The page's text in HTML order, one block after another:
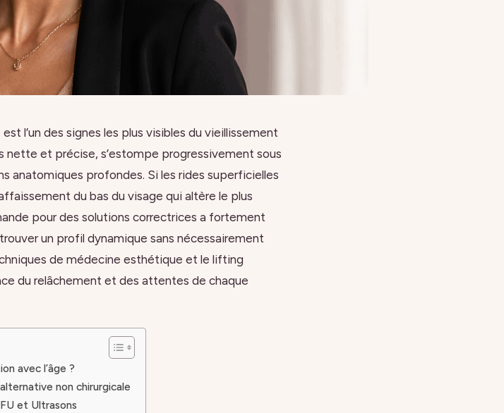
l’un des signes les plus visibles du vieillissement
et précise, s’estompe progressivement sous
anatomiques profondes. Si les rides superficielles
du bas du visage qui altère le plus
pour des solutions correctrices a fortement
un profil dynamique sans nécessairement
de médecine esthétique et le lifting
du relâchement et des attentes de chaque
avec l’âge ?
non chirurgicale
et Ultrasons